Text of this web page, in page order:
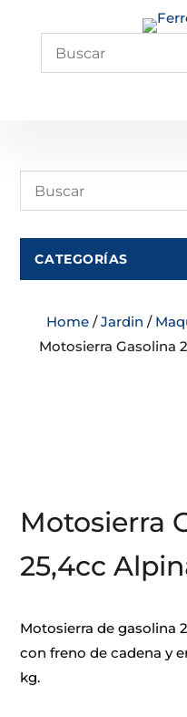
CATEGORÍAS
Home /Jardin /
Motosierra Gasolina
Motosierra
25,4cc
Motosierra de gasolina
con freno de cadena y
kg.